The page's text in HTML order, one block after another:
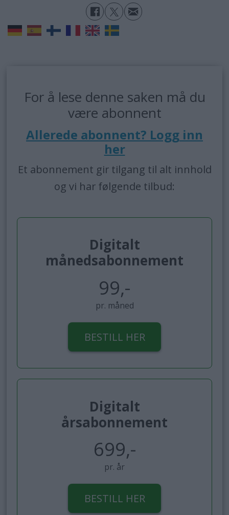
For å lese denne saken må du
være abonnent
Allerede abonnent? Logg inn
her
Et abonnement gir tilgang til alt innhold
og vi har følgende tilbud:
Digitalt
månedsabonnement
99,-
pr. måned
BESTILL HER
Digitalt
årsabonnement
699,-
pr. år
BESTILL HER